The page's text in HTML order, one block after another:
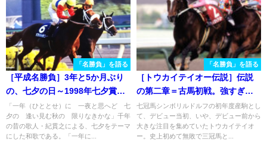
「名勝負」を語る
［平成名勝負］3年と5か月ぶり
の、七夕の日～1998年七夕賞・
オフサイドトラップ～
「一年（ひととせ）に 一夜と思へど 七
夕の 逢い見む秋の 限りなきかな」千年
の昔の歌人・紀貫之による、七夕をテーマ
にした和歌である。「一年に...
「名勝負」を語る
［トウカイテイオー伝説］伝説
の第二章＝古馬初戦。強すぎた
内容と「落とし穴」。1992年・
産経大阪杯を振り返る
七冠馬シンボリルドルフの初年度産駒とし
て、デビュー当初、いや、デビュー前から
大きな注目を集めていたトウカイテイオ
ー。史上初めて無敗で三冠馬と...